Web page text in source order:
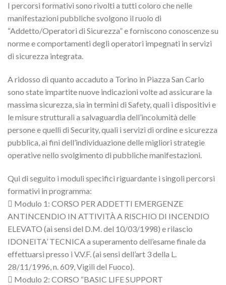
I percorsi formativi sono rivolti a tutti coloro che nelle
manifestazioni pubbliche svolgono il ruolo di
“Addetto/Operatori di Sicurezza” e forniscono conoscenze su
norme e comportamenti degli operatori impegnati in servizi
di sicurezza integrata.
A ridosso di quanto accaduto a Torino in Piazza San Carlo
sono state impartite nuove indicazioni volte ad assicurare la
massima sicurezza, sia in termini di Safety, quali i dispositivi e
le misure strutturali a salvaguardia dell’incolumità delle
persone e quelli di Security, quali i servizi di ordine e sicurezza
pubblica, ai fini dell’individuazione delle migliori strategie
operative nello svolgimento di pubbliche manifestazioni.
Qui di seguito i moduli specifici riguardante i singoli percorsi
formativi in programma:
 Modulo 1: CORSO PER ADDETTI EMERGENZE
ANTINCENDIO IN ATTIVITÀ A RISCHIO DI INCENDIO
ELEVATO (ai sensi del D.M. del 10/03/1998) e rilascio
IDONEITA’ TECNICA a superamento dell’esame finale da
effettuarsi presso i V.V.F. (ai sensi dell’art 3 della L.
28/11/1996, n. 609, Vigili del Fuoco).
 Modulo 2: CORSO “BASIC LIFE SUPPORT